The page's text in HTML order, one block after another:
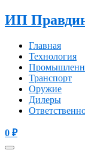
ИП
Главная
Технология
Транспорт
Оружие
Дилеры
0 ₽